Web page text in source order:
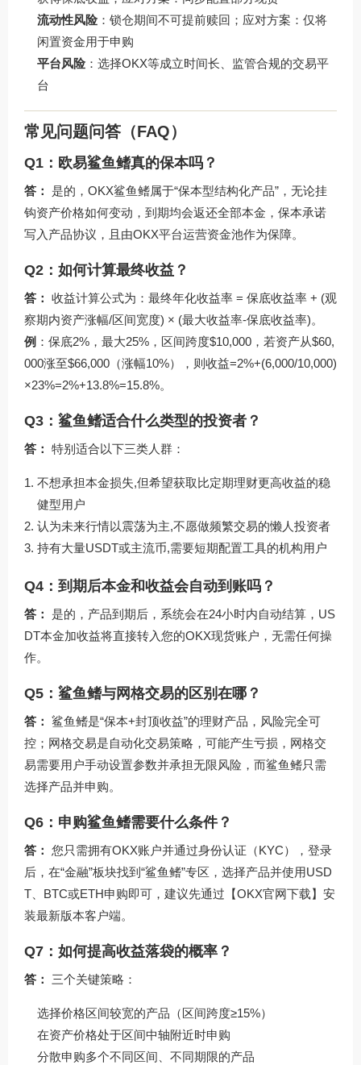
流动性风险：锁仓期间不可提前赎回；应对方案：仅将
闲置资金用于申购
平台风险：选择OKX等成立时间长、监管合规的交易平
台
常见问题问答（FAQ）
Q1：欧易鲨鱼鳍真的保本吗？
答：
是的，OKX鲨鱼鳍属于“保本型结构化产品”，无论挂
钩资产价格如何变动，到期均会返还全部本金，保本承诺
写入产品协议，且由OKX平台运营资金池作为保障。
Q2：如何计算最终收益？
答： 收益计算公式为：最终年化收益率 = 保底收益率 + (观
察期内资产涨幅/区间宽度) × (最大收益率-保底收益率)。
例 ：保底2%，最大25%，区间跨度$10,000，若资产从$60,
000涨至$66,000（涨幅10%），则收益=2%+(6,000/10,000)
×23%=2%+13.8%=15.8%。
Q3：鲨鱼鳍适合什么类型的投资者？
答： 特别适合以下三类人群：
不想承担本金损失,但希望获取比定期理财更高收益的稳
健型用户
认为未来行情以震荡为主,不愿做频繁交易的懒人投资者
持有大量USDT或主流币,需要短期配置工具的机构用户
Q4：到期后本金和收益会自动到账吗？
答：
是的，产品到期后，系统会在24小时内自动结算，US
DT本金加收益将直接转入您的OKX现货账户，无需任何操
作。
Q5：鲨鱼鳍与网格交易的区别在哪？
答： 鲨鱼鳍是“保本+封顶收益”的理财产品，风险完全可
控；网格交易是自动化交易策略，可能产生亏损，网格交
易需要用户手动设置参数并承担无限风险，而鲨鱼鳍只需
选择产品并申购。
Q6：申购鲨鱼鳍需要什么条件？
答： 您只需拥有OKX账户并通过身份认证（KYC），登录
后，在“金融”板块找到“鲨鱼鳍”专区，选择产品并使用USD
T、BTC或ETH申购即可，建议先通过【OKX官网下载】安
装最新版本客户端。
Q7：如何提高收益落袋的概率？
答： 三个关键策略：
选择价格区间较宽的产品（区间跨度≥15%）
在资产价格处于区间中轴附近时申购
分散申购多个不同区间、不同期限的产品